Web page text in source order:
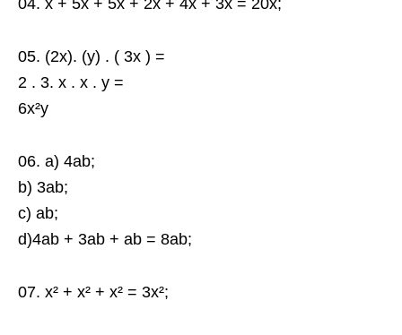
04. x + 5x + 5x + 2x + 4x + 3x = 20x;
05. (2x). (y) . ( 3x ) =
2 . 3. x . x . y =
6x²y
06. a) 4ab;
b) 3ab;
c) ab;
d)4ab + 3ab + ab = 8ab;
07. x² + x² + x² = 3x²;